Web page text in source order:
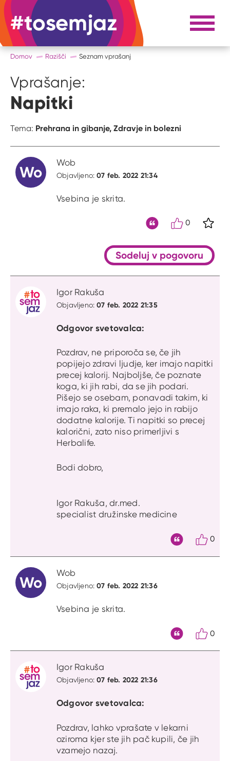
#tosemjaz #to sem jaz Razpri
Domov Razišči Seznam vprašanj
Vprašanje:
Napitki
Tema: Prehrana in gibanje, Zdravje in bolezni
Wo
Wob
Objavljeno:07 feb. 2022 21:34
Vsebina je skrita.
0
Sodeluj v pogovoru
Igor Rakuša
Objavljeno:07 feb. 2022 21:35
Odgovor svetovalca:
Pozdrav, ne priporoča se, če jih
popijejo zdravi ljudje, ker imajo napitki
precej kalorij. Najboljše, če poznate
koga, ki jih rabi, da se jih podari.
Pišejo se osebam, ponavadi takim, ki
imajo raka, ki premalo jejo in rabijo
dodatne kalorije. Ti napitki so precej
kalorični, zato niso primerljivi s
Herbalife.
Bodi dobro,
Igor Rakuša, dr.med.
specialist družinske medicine
0
Wo
Wob
Objavljeno:07 feb. 2022 21:36
Vsebina je skrita.
0
Igor Rakuša
Objavljeno:07 feb. 2022 21:36
Odgovor svetovalca:
Pozdrav, lahko vprašate v lekarni
oziroma kjer ste jih pač kupili, če jih
vzamejo nazaj.